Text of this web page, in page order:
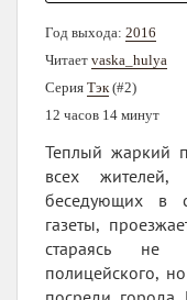
Год выхода: 2016
Читает vaska_hulya
Серия Тэк (#2)
12 часов 14 минут
Теплый жаркий
всех
беседующих в
газеты,
стараясь не
полицейского,